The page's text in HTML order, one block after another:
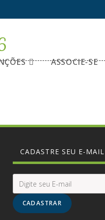
ASSOCIE-SE
CADASTRE SEU E-MAIL
CADASTRAR